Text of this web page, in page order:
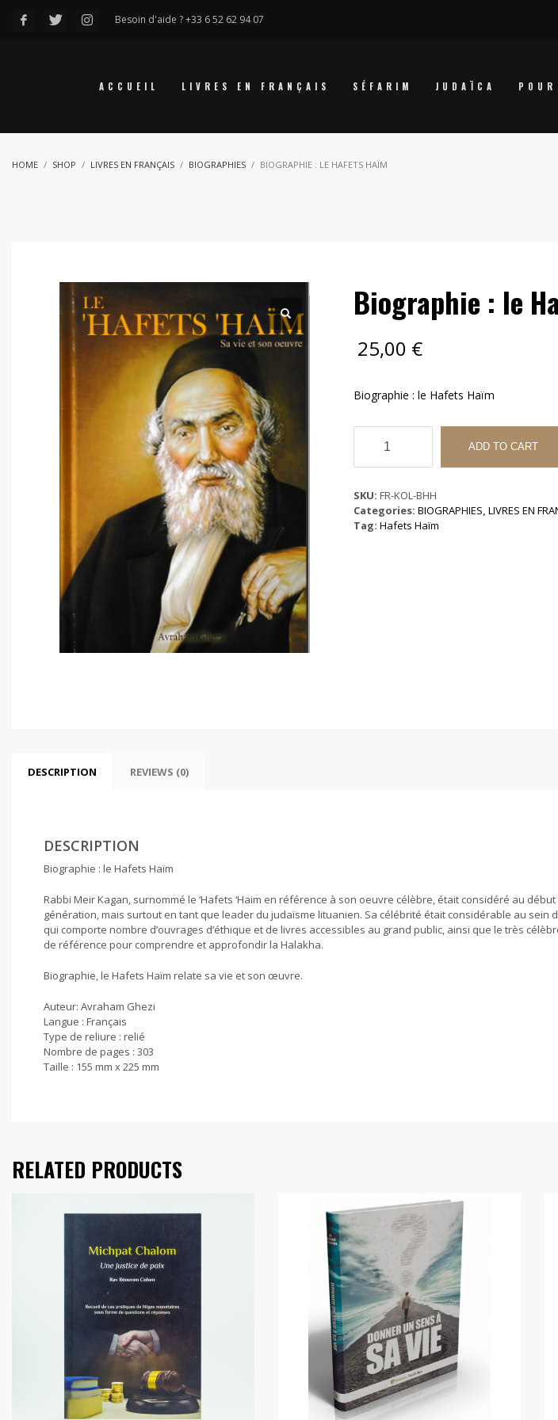
Besoin d'aide ? +33 6 52 62 94 07
ACCUEIL LIVRES EN FRANÇAIS SÉFARIM JUDAÏCA
HOME SHOP LIVRES EN FRANÇAIS BIOGRAPHIES BIOGRAPHIE : LE HAFETS HAÏM
Biographie : le
25,00 €
Biographie : le Hafets Haïm
Biographie
le
Haïm
quantity
ADD TO CART
SKU: FR-KOL-BHH
Categories: BIOGRAPHIES, LIVRES EN
Tag: Hafets Haïm
DESCRIPTION REVIEWS (0)
DESCRIPTION
Biographie : le Hafets Haïm
Rabbi Meir Kagan, surnommé le ‘Hafets ‘Haim en référence à son oeuvre célèbre, était considéré au
génération, mais surtout en tant que leader du judaïsme lituanien. Sa célébrité était considérable au sein
qui comporte nombre d’ouvrages d’éthique et de livres accessibles au grand public, ainsi que le très
de référence pour comprendre et approfondir la Halakha.
Biographie, le Hafets Haïm relate sa vie et son œuvre.
Auteur: Avraham Ghezi
Langue : Français
Type de reliure : relié
Nombre de pages : 303
Taille : 155 mm x 225 mm
RELATED PRODUCTS